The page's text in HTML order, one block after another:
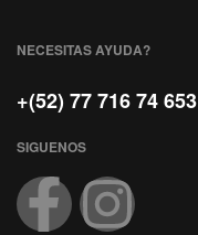
NECESITAS AYUDA?
+(52) 77 716 74 653
SIGUENOS